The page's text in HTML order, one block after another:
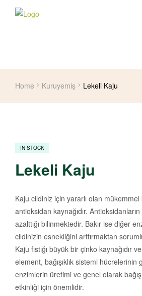
Home Kuruyemiş Lekeli Kaju
IN STOCK
Lekeli Kaju
Kaju cildiniz için yararlı olan mükemmel
antioksidan kaynağıdır.
azalttığı bilinmektedir. Bakır ise diğer
cildinizin esnekliğini arttırmaktan
Kaju fıstığı büyük bir çinko kaynağıdır
element, bağışıklık sistemi
enzimlerin üretimi ve genel olarak
etkinliği için önemlidir.